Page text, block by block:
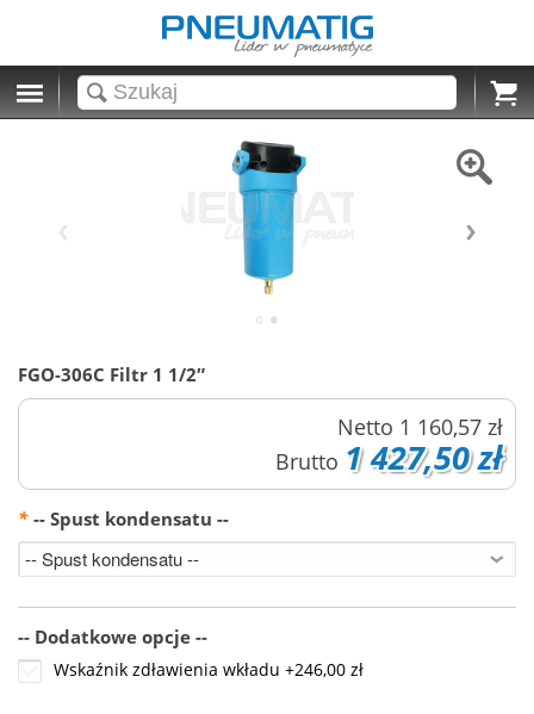
Cart
FGO-306C Filtr 1 1/2″
Netto 1 160,57 zł
Brutto 1 427,50 zł
* -- Spust kondensatu --
-- Dodatkowe opcje --
Wskaźnik zdławienia wkładu +246,00 zł